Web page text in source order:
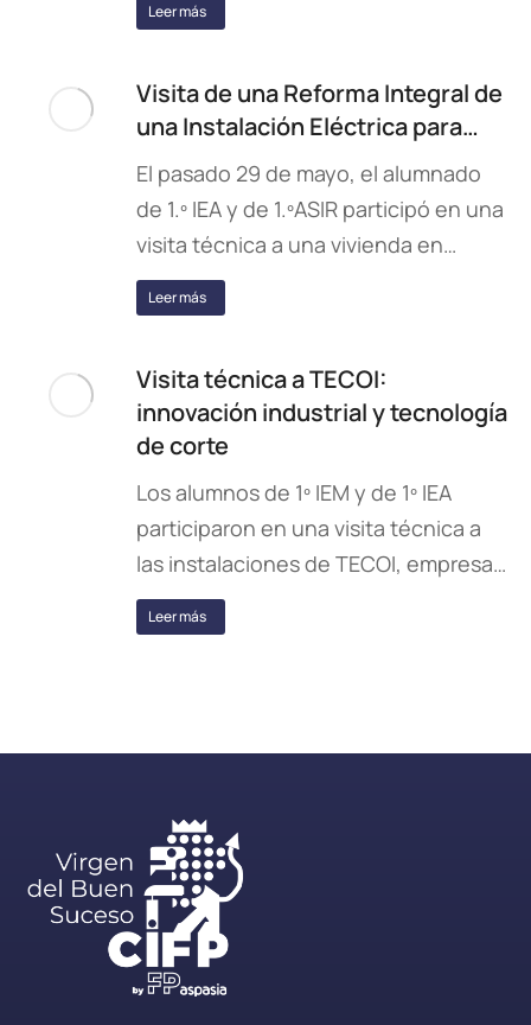
Leer más
Visita de una Reforma Integral de
una Instalación Eléctrica para…
El pasado 29 de mayo, el alumnado
de 1.º IEA y de 1.ºASIR participó en una
visita técnica a una vivienda en…
Leer más
Visita técnica a TECOI:
innovación industrial y tecnología
de corte
Los alumnos de 1º IEM y de 1º IEA
participaron en una visita técnica a
las instalaciones de TECOI, empresa…
Leer más